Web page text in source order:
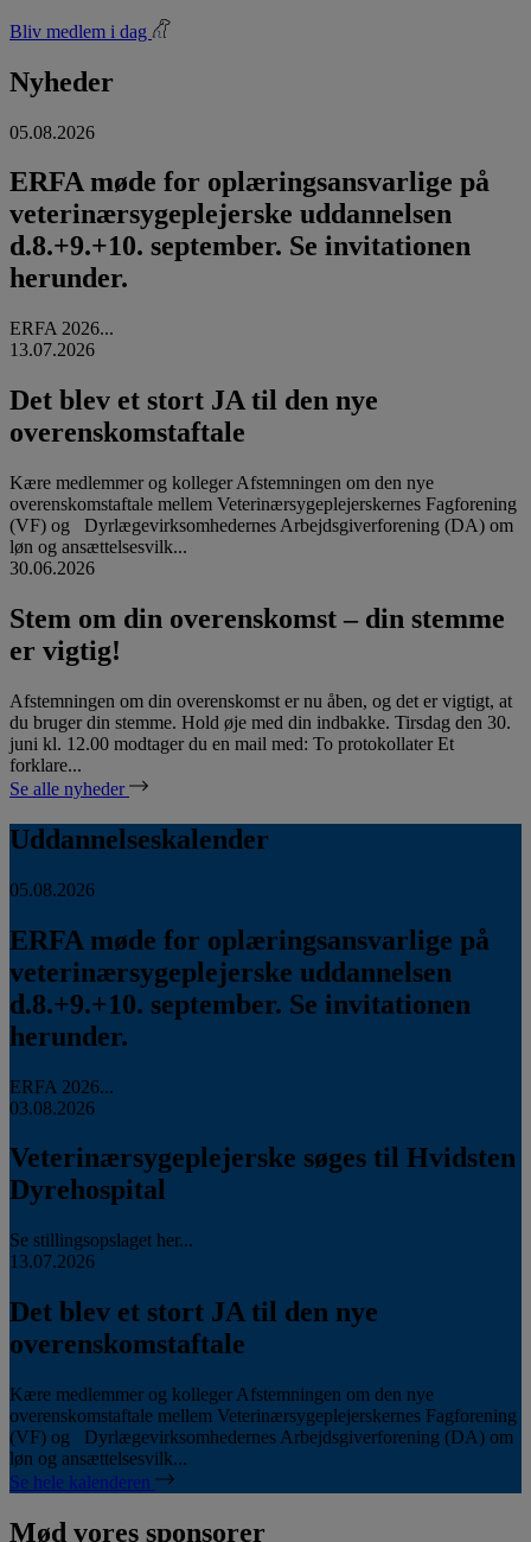
Bliv medlem i dag
Nyheder
05.08.2026
ERFA møde for oplæringsansvarlige på
veterinærsygeplejerske uddannelsen
d.8.+9.+10. september. Se invitationen
herunder.
ERFA 2026...
13.07.2026
Det blev et stort JA til den nye
overenskomstaftale
Kære medlemmer og kolleger Afstemningen om den nye
overenskomstaftale mellem Veterinærsygeplejerskernes Fagforening
(VF) og Dyrlægevirksomhedernes Arbejdsgiverforening (DA) om
løn og ansættelsesvilk...
30.06.2026
Stem om din overenskomst – din stemme
er vigtig!
Afstemningen om din overenskomst er nu åben, og det er vigtigt, at
du bruger din stemme. Hold øje med din indbakke. Tirsdag den 30.
juni kl. 12.00 modtager du en mail med: To protokollater Et
forklare...
Se alle nyheder
Uddannelseskalender
05.08.2026
ERFA møde for oplæringsansvarlige på
veterinærsygeplejerske uddannelsen
d.8.+9.+10. september. Se invitationen
herunder.
ERFA 2026...
03.08.2026
Veterinærsygeplejerske søges til Hvidsten
Dyrehospital
Se stillingsopslaget her...
13.07.2026
Det blev et stort JA til den nye
overenskomstaftale
Kære medlemmer og kolleger Afstemningen om den nye
overenskomstaftale mellem Veterinærsygeplejerskernes Fagforening
(VF) og Dyrlægevirksomhedernes Arbejdsgiverforening (DA) om
løn og ansættelsesvilk...
Se hele kalenderen
Mød vores sponsorer